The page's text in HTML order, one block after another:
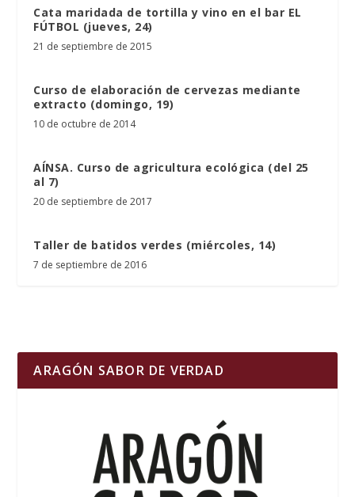
Cata maridada de tortilla y vino en el bar EL
FÚTBOL (jueves, 24)
21 de septiembre de 2015
Curso de elaboración de cervezas mediante
extracto (domingo, 19)
10 de octubre de 2014
AÍNSA. Curso de agricultura ecológica (del 25
al 7)
20 de septiembre de 2017
Taller de batidos verdes (miércoles, 14)
7 de septiembre de 2016
ARAGÓN SABOR DE VERDAD